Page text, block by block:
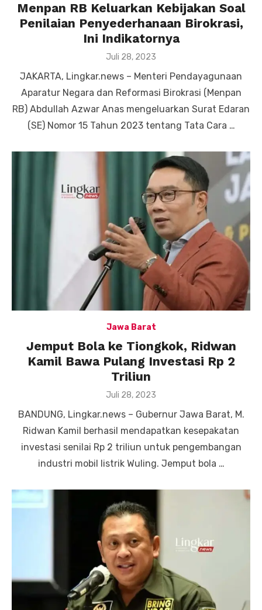
Menpan RB Keluarkan Kebijakan Soal
Penilaian Penyederhanaan Birokrasi,
Ini Indikatornya
Posted
Juli 28, 2023
JAKARTA, Lingkar.news – Menteri Pendayagunaan
Aparatur Negara dan Reformasi Birokrasi (Menpan
RB) Abdullah Azwar Anas mengeluarkan Surat Edaran
(SE) Nomor 15 Tahun 2023 tentang Tata Cara …
Jawa Barat
Jemput Bola ke Tiongkok, Ridwan
Kamil Bawa Pulang Investasi Rp 2
Triliun
Posted
Juli 28, 2023
BANDUNG, Lingkar.news – Gubernur Jawa Barat, M.
Ridwan Kamil berhasil mendapatkan kesepakatan
investasi senilai Rp 2 triliun untuk pengembangan
industri mobil listrik Wuling. Jemput bola …